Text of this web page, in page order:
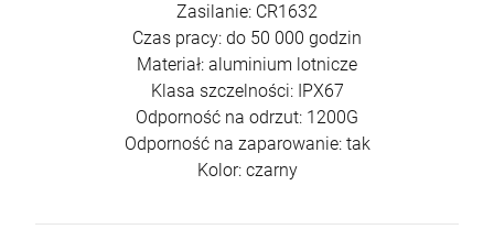
Pistolet CZ Tactical Sport 2 USA kal.
6 290,00 zł
Cena regularna: 6 700,00 zł
Zasilanie: CR1632
Czas pracy: do 50 000 godzin
Materiał: aluminium lotnicze
Klasa szczelności: IPX67
Odporność na odrzut: 1200G
Odporność na zaparowanie: tak
Kolor: czarny